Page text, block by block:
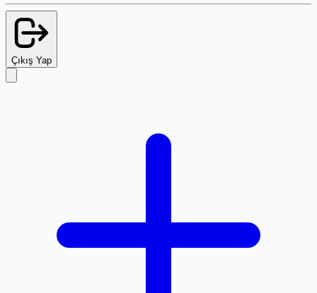
Çıkış Yap